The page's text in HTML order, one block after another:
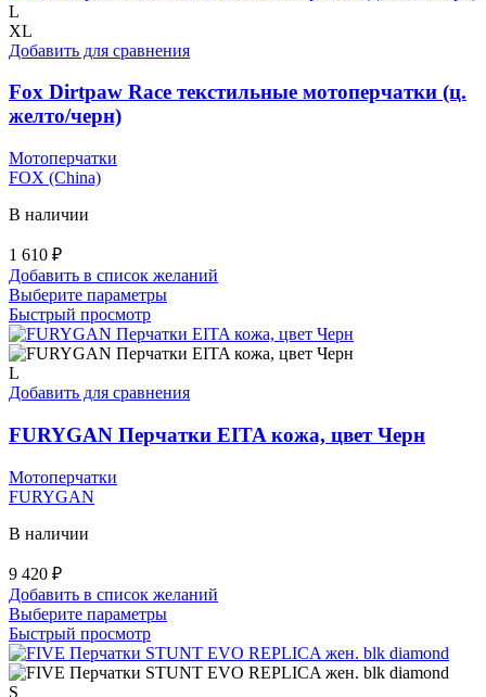
L
XL
Добавить для сравнения
Fox Dirtpaw Race текстильные мотоперчатки (ц.
желто/черн)
Мотоперчатки
FOX (China)
В наличии
1 610 ₽
Добавить в список желаний
Выберите параметрыЭтот
имеет
несколько
Опции
выбрать
на
Быстрый просмотр
L
Добавить для сравнения
FURYGAN Перчатки EITA кожа, цвет Черн
Мотоперчатки
FURYGAN
В наличии
9 420 ₽
Добавить в список желаний
Выберите параметрыЭтот
имеет
несколько
Быстрый просмотр
S